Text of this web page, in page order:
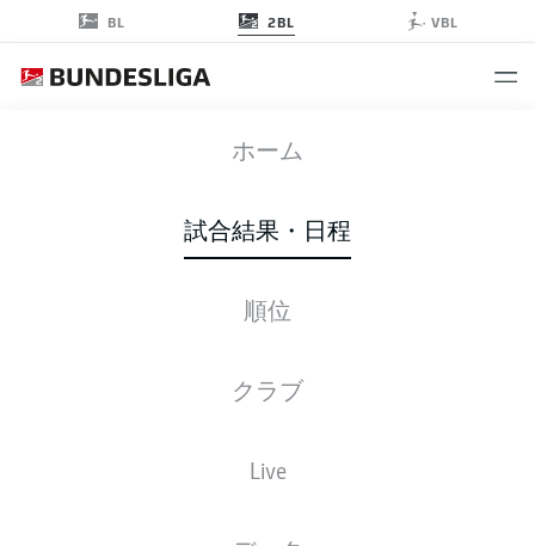
BL 2BL VBL
ホーム
試合結果・日程
順位
クラブ
Live
STP FCN
スターティングメンバー